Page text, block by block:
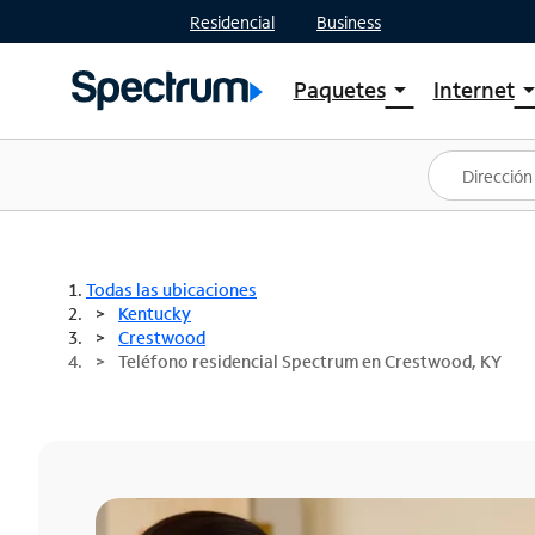
Residencial Business
Paquetesarrow_drop_down
Ver paquetes
Spectrum One
Mejores ofertas
Internetarrow_drop_down
Planes
Todas las ubicaciones
Kentucky
Crestwood
Teléfono residencial Spectrum en Crestwood, KY